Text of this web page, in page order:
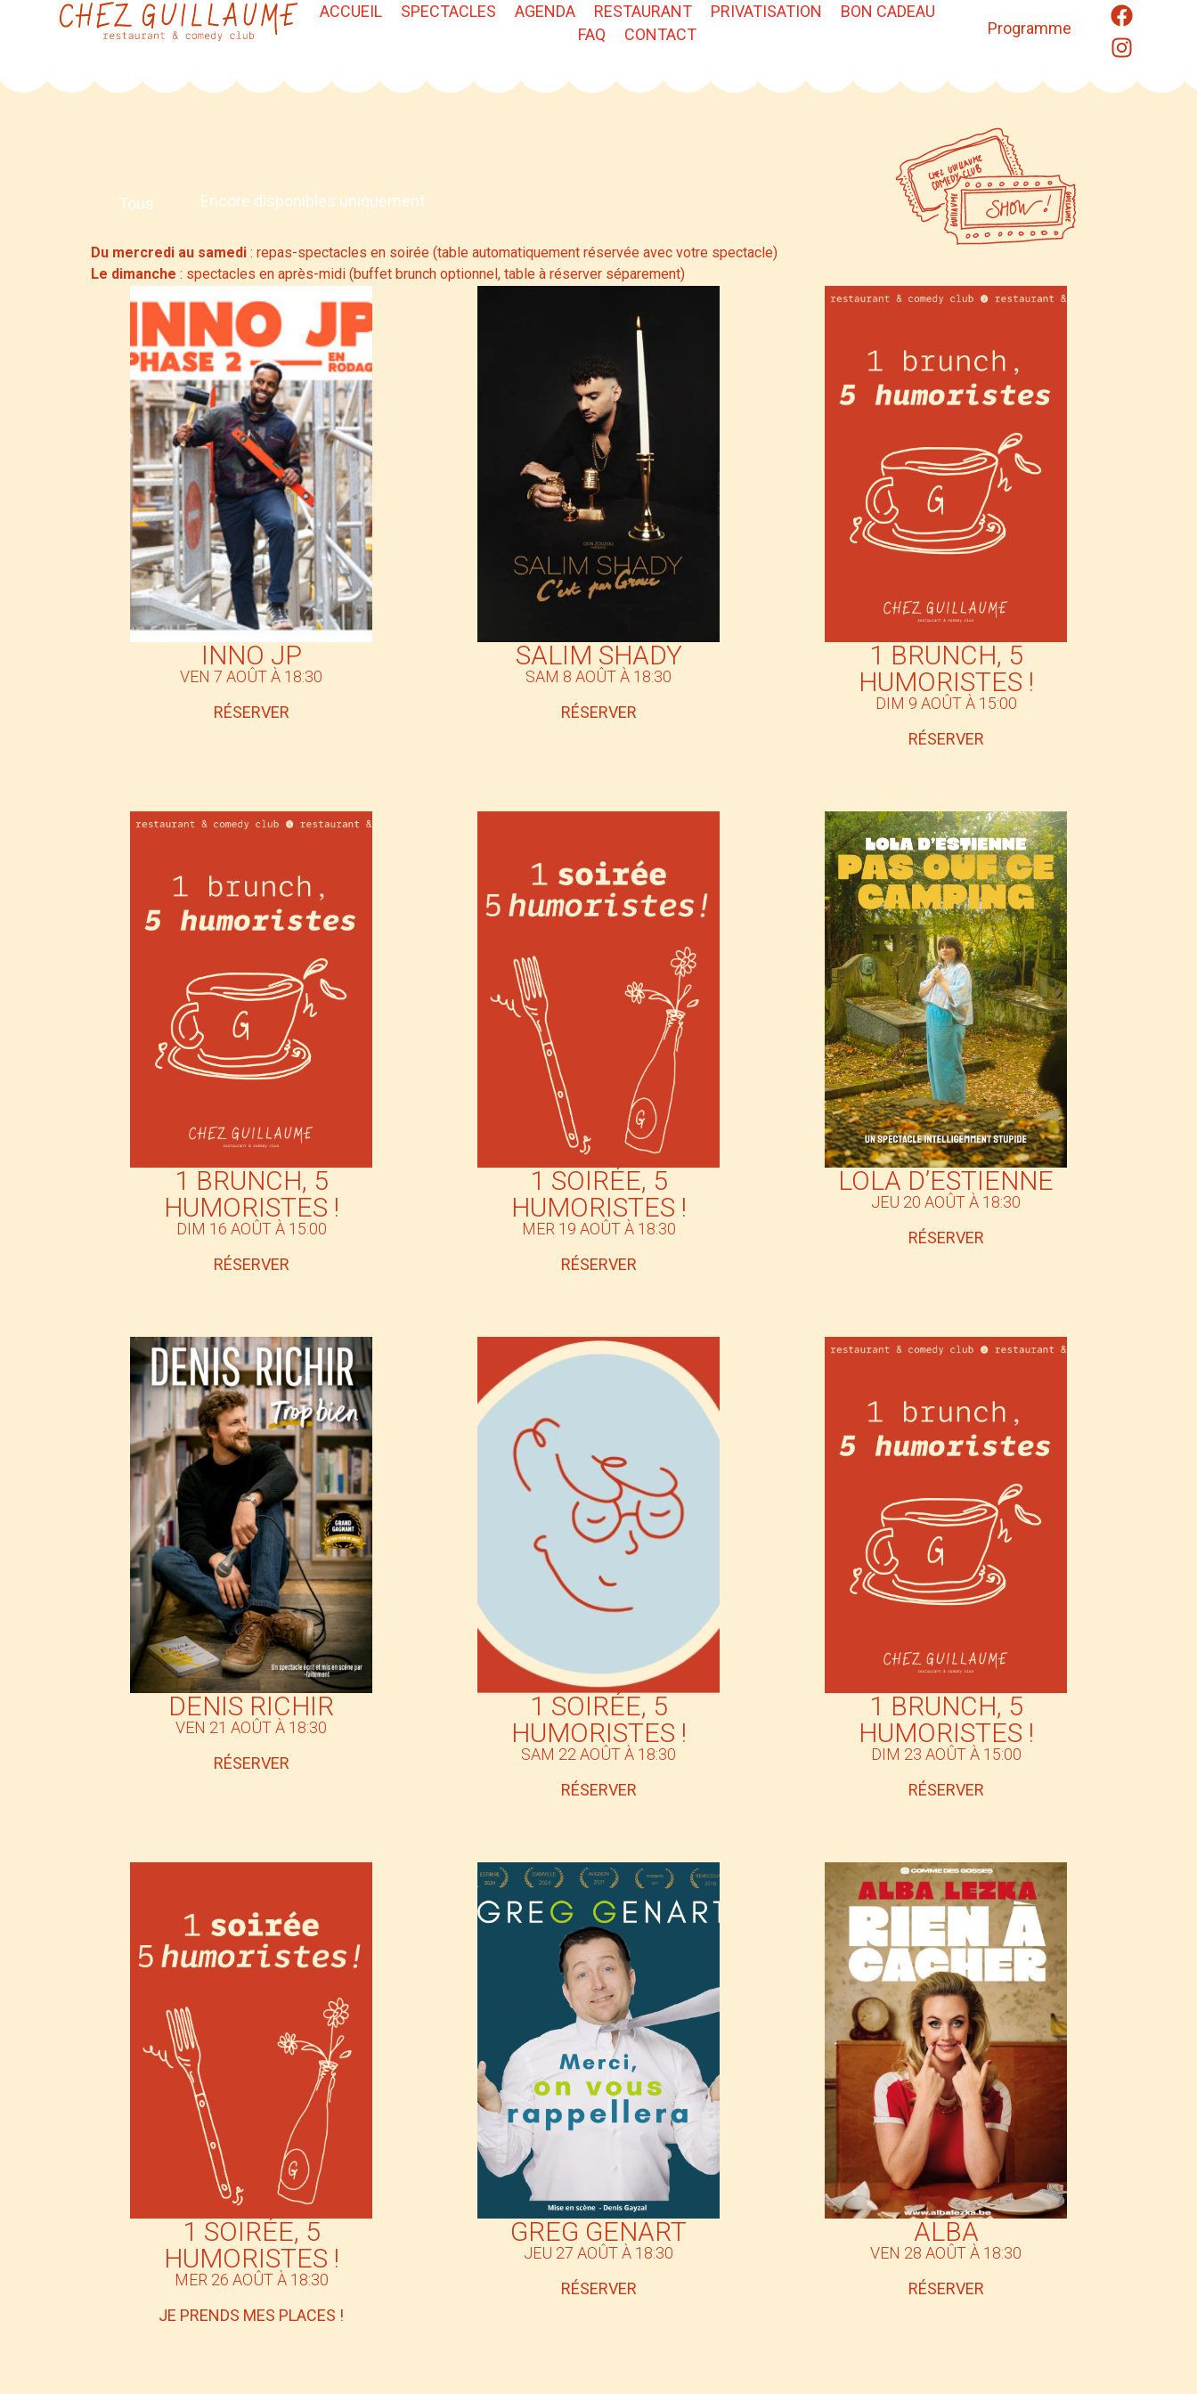
ACCUEIL SPECTACLES AGENDA RESTAURANT PRIVATISATION
BON CADEAU
FAQ
CONTACT Programme
Tous Encore disponibles uniquement
Du mercredi au samedi : repas-spectacles en soirée (table automatiquement réservée avec votre spectacle)
Le dimanche : spectacles en après-midi (buffet brunch optionnel, table à réserver séparement)
INNO JP
VEN 7 AOÛT À 18:30
RÉSERVER
SALIM SHADY
SAM 8 AOÛT À 18:30
RÉSERVER
1 BRUNCH, 5
HUMORISTES !
DIM 9 AOÛT À 15:00
RÉSERVER
1 BRUNCH, 5
HUMORISTES !
DIM 16 AOÛT À 15:00
RÉSERVER
1 SOIRÉE, 5
HUMORISTES !
MER 19 AOÛT À 18:30
RÉSERVER
LOLA D’ESTIENNE
JEU 20 AOÛT À 18:30
RÉSERVER
DENIS RICHIR
VEN 21 AOÛT À 18:30
RÉSERVER
1 SOIRÉE, 5
HUMORISTES !
SAM 22 AOÛT À 18:30
RÉSERVER
1 BRUNCH, 5
HUMORISTES !
DIM 23 AOÛT À 15:00
RÉSERVER
1 SOIRÉE, 5
HUMORISTES !
MER 26 AOÛT À 18:30
JE PRENDS MES PLACES !
GREG GENART
JEU 27 AOÛT À 18:30
RÉSERVER
ALBA
VEN 28 AOÛT À 18:30
RÉSERVER